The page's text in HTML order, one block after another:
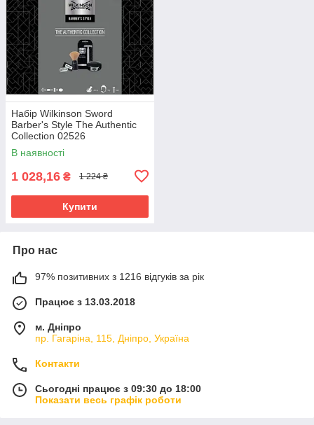
Набір Wilkinson Sword
Barber's Style The Authentic
Collection 02526
В наявності
1 028,16 ₴ 1 224 ₴
Купити
Про нас
97% позитивних з 1216 відгуків за рік
Працює з 13.03.2018
м. Дніпро
пр. Гагаріна, 115, Дніпро, Україна
Контакти
Сьогодні працює з 09:30 до 18:00
Показати весь графік роботи